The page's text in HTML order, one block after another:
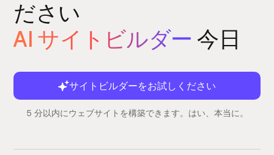
ださい
AI サイトビルダー 今日
サイトビルダーをお試しください
5 分以内にウェブサイトを構築できます。はい、本当に。